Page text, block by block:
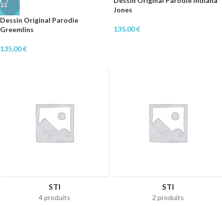
♥
Dessin Original Parodie
Greemlins
135,00€
Jones
135,00€
STI
4 produits
STI
2 produits